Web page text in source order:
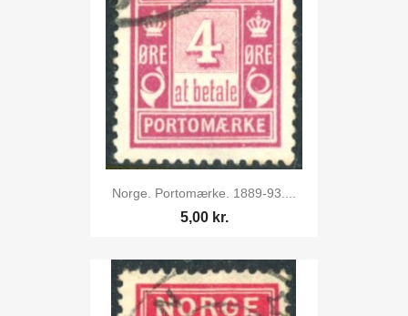
Norge. Portomærke. 1889-93....
5,00 kr.